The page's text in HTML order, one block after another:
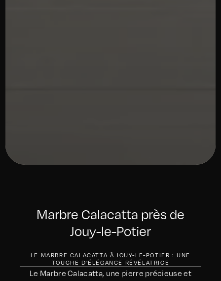
Marbre Calacatta près de
Jouy-le-Potier
LE MARBRE CALACATTA À JOUY-LE-POTIER : UNE
TOUCHE D'ÉLÉGANCE RÉVÉLATRICE
Le Marbre Calacatta, une pierre précieuse et